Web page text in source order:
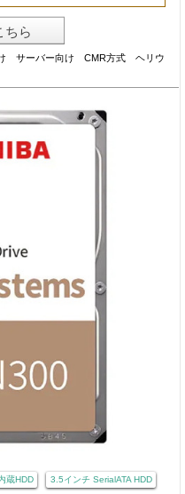
ちら
サーバー向け CMR方式 ヘリウ
蔵HDD 3.5インチ SerialATA HDD